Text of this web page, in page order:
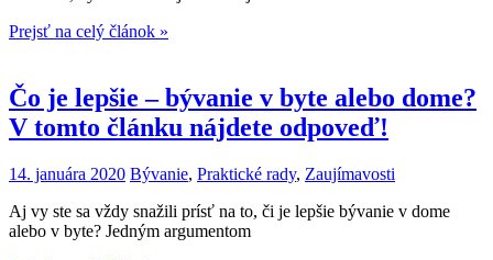
Prejsť na celý článok »
Čo je lepšie – bývanie v byte alebo dome?
V tomto článku nájdete odpoveď!
14. januára 2020 Bývanie, Praktické rady, Zaujímavosti
Aj vy ste sa vždy snažili prísť na to, či je lepšie bývanie v dome
alebo v byte? Jedným argumentom